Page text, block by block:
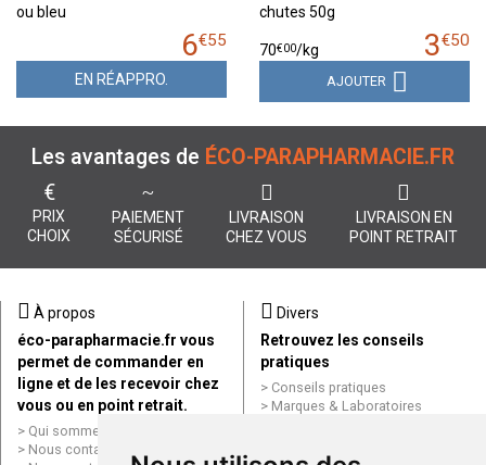
ou bleu
6€55
EN RÉAPPRO.
chutes 50g
3€50
70€00/kg
AJOUTER
Les avantages de ÉCO-PARAPHARMACIE.FR
€
PRIX
CHOIX
PAIEMENT
SÉCURISÉ
LIVRAISON
CHEZ VOUS
LIVRAISON EN
POINT RETRAIT
À propos
éco-parapharmacie.fr vous
permet de commander en
ligne et de les recevoir chez
vous ou en point retrait.
Qui sommes nous ?
Nous contacter par e-mail
Divers
Retrouvez les conseils
pratiques
Conseils pratiques
Marques & Laboratoires
Mentions légales